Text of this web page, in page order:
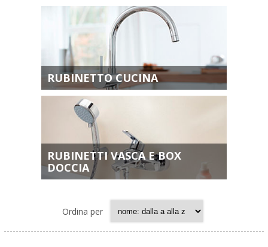
RUBINETTO CUCINA
RUBINETTI VASCA E BOX
DOCCIA
Ordina per